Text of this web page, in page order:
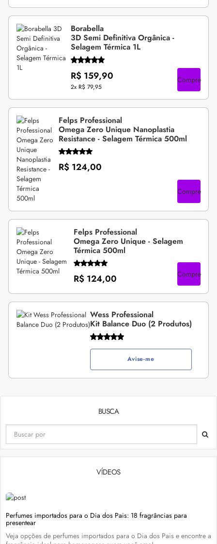
Borabella
3D Semi Definitiva Orgânica -
Selagem Térmica 1L
R$ 159,90
2x R$ 79,95
Compre
Felps Professional
Omega Zero Unique Nanoplastia
Resistance - Selagem Térmica 500ml
R$ 124,00
Compre
Felps Professional
Omega Zero Unique - Selagem
Térmica 500ml
R$ 124,00 Compre
Wess Professional
Kit Balance Duo (2 Produtos)
Avise-me
BUSCA
VÍDEOS
Perfumes importados para o Dia dos Pais: 18 fragrâncias para
presentear
Veja opções de perfumes importados para o Dia dos Pais e encontre a